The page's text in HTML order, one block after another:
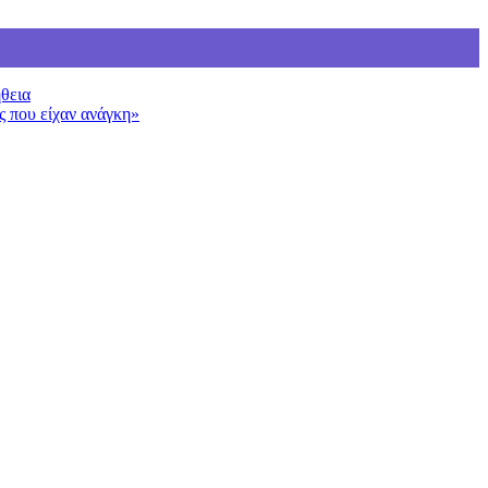
είχαν ανάγκη»